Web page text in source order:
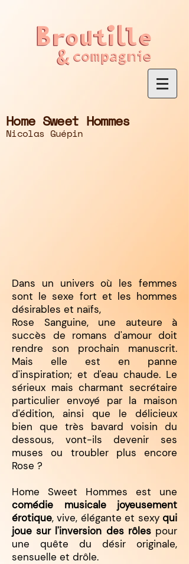
Home Sweet Hommes
Nicolas Guépin
Dans un univers où les femmes
sont le sexe fort et les hommes
désirables et naïfs,
Rose Sanguine, une auteure à
succès de romans d'amour doit
rendre son prochain manuscrit.
Mais elle est en panne
d'inspiration; et d'eau chaude. Le
sérieux mais charmant secrétaire
particulier envoyé par la maison
d'édition, ainsi que le délicieux
bien que très bavard voisin du
dessous, vont-ils devenir ses
muses ou troubler plus encore
Rose ?
Home Sweet Hommes est une
comédie musicale joyeusement
érotique, vive, élégante et sexy qui
joue sur l'inversion des rôlespour
une quête du désir originale,
sensuelle et drôle.